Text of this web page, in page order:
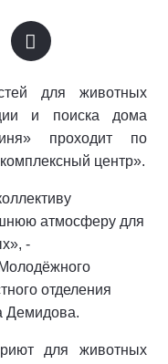
для животных
и поиска дома
проходит по
центр».
атмосферу для
-
отделения
Демидова.
для животных